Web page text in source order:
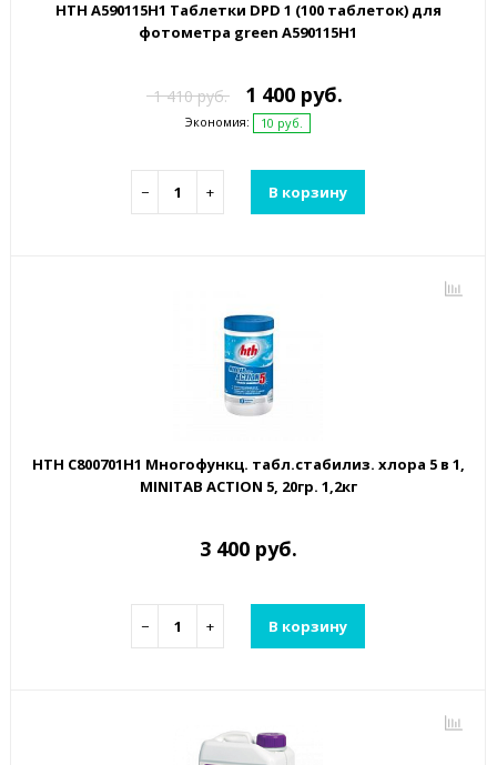
HTH A590115H1 Таблетки DPD 1 (100 таблеток) для
фотометра green A590115H1
1 410 руб. 1 400 руб.
Экономия: 10 руб.
− + В корзину
HTH C800701H1 Многофункц. табл.стабилиз. хлора 5 в 1,
MINITAB ACTION 5, 20гр. 1,2кг
3 400 руб.
− + В корзину